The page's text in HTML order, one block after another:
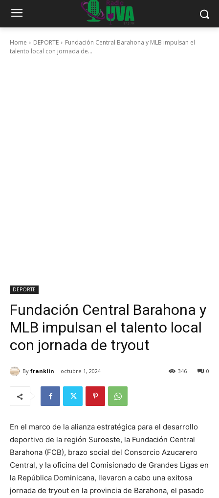
Home DEPORTE
Fundación Central Barahona y MLB impulsan el
talento local con jornada de...
DEPORTE
Fundación Central Barahona y
MLB impulsan el talento local
con jornada de tryout
By franklin octubre 1, 2024 0
346
En el marco de la alianza estratégica para el desarrollo
deportivo de la región Suroeste, la Fundación Central
Barahona (FCB), brazo social del Consorcio Azucarero
Central, y la oficina del Comisionado de Grandes Ligas en
la República Dominicana, llevaron a cabo una exitosa
jornada de tryout en la provincia de Barahona, el pasado